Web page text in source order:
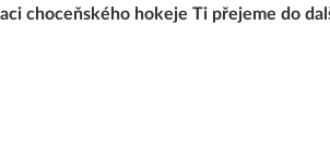
choceňského hokeje Ti přejeme do